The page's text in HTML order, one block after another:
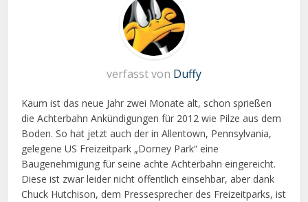
verfasst von Duffy
Kaum ist das neue Jahr zwei Monate alt, schon sprießen
die Achterbahn Ankündigungen für 2012 wie Pilze aus dem
Boden. So hat jetzt auch der in Allentown, Pennsylvania,
gelegene US Freizeitpark „Dorney Park“ eine
Baugenehmigung für seine achte Achterbahn eingereicht.
Diese ist zwar leider nicht öffentlich einsehbar, aber dank
Chuck Hutchison, dem Pressesprecher des Freizeitparks, ist